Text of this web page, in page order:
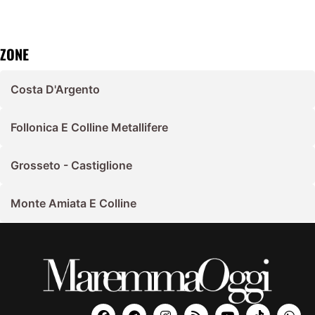
ZONE
Costa D'Argento
Follonica E Colline Metallifere
Grosseto - Castiglione
Monte Amiata E Colline